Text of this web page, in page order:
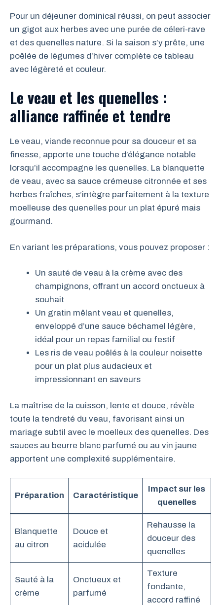
Pour un déjeuner dominical réussi, on peut associer
un gigot aux herbes avec une purée de céleri-rave
et des quenelles nature. Si la saison s’y prête, une
poêlée de légumes d’hiver complète ce tableau
avec légèreté et couleur.
Le veau et les quenelles :
alliance raffinée et tendre
Le veau, viande reconnue pour sa douceur et sa
finesse, apporte une touche d’élégance notable
lorsqu’il accompagne les quenelles. La blanquette
de veau, avec sa sauce crémeuse citronnée et ses
herbes fraîches, s’intègre parfaitement à la texture
moelleuse des quenelles pour un plat épuré mais
gourmand.
En variant les préparations, vous pouvez proposer :
Un sauté de veau à la crème avec des
champignons, offrant un accord onctueux à
souhait
Un gratin mêlant veau et quenelles,
enveloppé d’une sauce béchamel légère,
idéal pour un repas familial ou festif
Les ris de veau poêlés à la couleur noisette
pour un plat plus audacieux et
impressionnant en saveurs
La maîtrise de la cuisson, lente et douce, révèle
toute la tendreté du veau, favorisant ainsi un
mariage subtil avec le moelleux des quenelles. Des
sauces au beurre blanc parfumé ou au vin jaune
apportent une complexité supplémentaire.
Préparation Caractéristique
Impact sur les
quenelles
Blanquette
au citron
Douce et
acidulée
Rehausse la
douceur des
quenelles
Sauté à la
crème
Onctueux et
parfumé
Texture
fondante,
accord raffiné